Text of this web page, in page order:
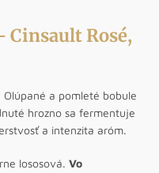
Cinsault Rosé,
Olúpané a pomleté bobule
hrozno sa fermentuje
a intenzita aróm.
lososová. Vo